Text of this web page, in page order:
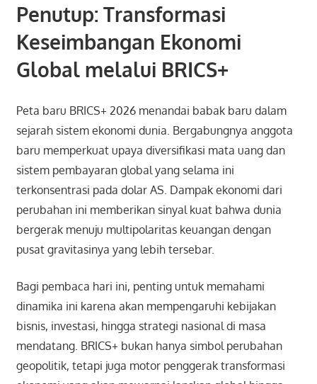
Penutup: Transformasi
Keseimbangan Ekonomi
Global melalui BRICS+
Peta baru BRICS+ 2026 menandai babak baru dalam
sejarah sistem ekonomi dunia. Bergabungnya anggota
baru memperkuat upaya diversifikasi mata uang dan
sistem pembayaran global yang selama ini
terkonsentrasi pada dolar AS. Dampak ekonomi dari
perubahan ini memberikan sinyal kuat bahwa dunia
bergerak menuju multipolaritas keuangan dengan
pusat gravitasinya yang lebih tersebar.
Bagi pembaca hari ini, penting untuk memahami
dinamika ini karena akan mempengaruhi kebijakan
bisnis, investasi, hingga strategi nasional di masa
mendatang. BRICS+ bukan hanya simbol perubahan
geopolitik, tetapi juga motor penggerak transformasi